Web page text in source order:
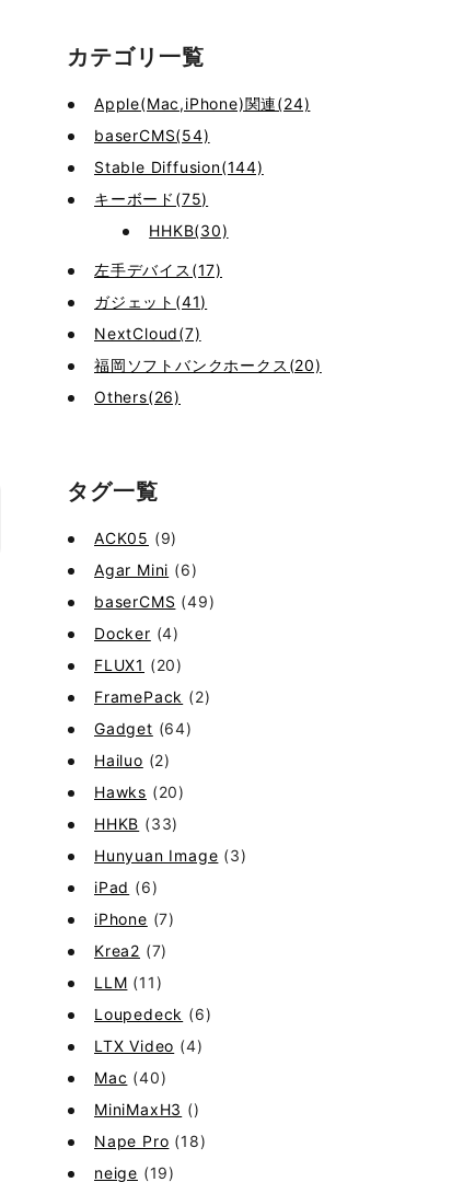
カテゴリ一覧
Apple(Mac,iPhone)関連(24)
baserCMS(54)
Stable Diffusion(144)
キーボード(75)
HHKB(30)
左手デバイス(17)
ガジェット(41)
NextCloud(7)
福岡ソフトバンクホークス(20)
Others(26)
タグ一覧
ACK05 (9)
Agar Mini (6)
baserCMS (49)
Docker (4)
FLUX1 (20)
FramePack (2)
Gadget (64)
Hailuo (2)
Hawks (20)
HHKB (33)
Hunyuan Image (3)
iPad (6)
iPhone (7)
Krea2 (7)
LLM (11)
Loupedeck (6)
LTX Video (4)
Mac (40)
MiniMaxH3 ()
Nape Pro (18)
neige (19)